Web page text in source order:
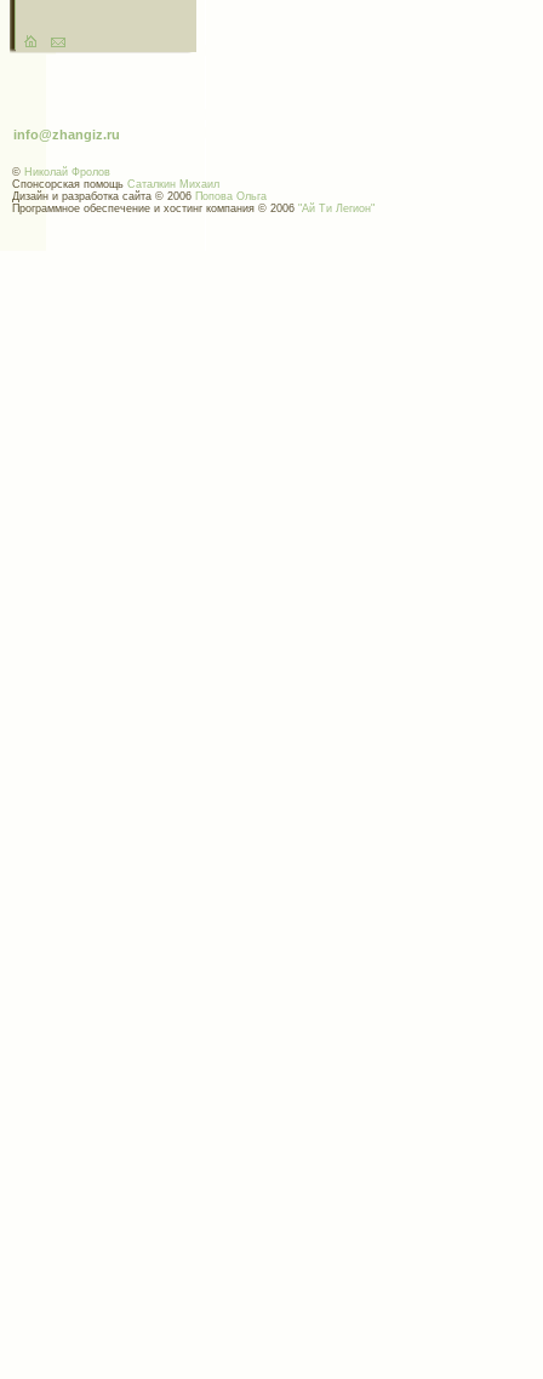
info@zhangiz.ru
© Николай Фролов
Спонсорская помощь Саталкин Михаил
Дизайн и разработка сайта © 2006 Попова Ольга
Программное обеспечение и хостинг компания © 2006 "Ай Ти Легион"